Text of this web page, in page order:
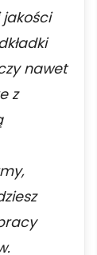
nawet
z